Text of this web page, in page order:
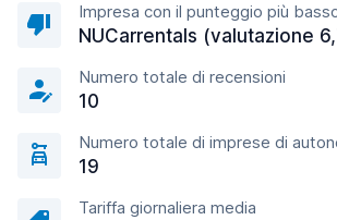
Impresa con il punteggio più
NUCarrentals (valutazione
Numero totale di recensioni
10
Numero totale di imprese di
19
Tariffa giornaliera media